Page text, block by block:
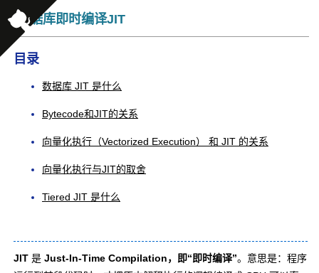
数据库即时编译JIT
目录
数据库 JIT 是什么
Bytecode和JIT的关系
向量化执行（Vectorized Execution） 和 JIT 的关系
向量化执行与JIT的取舍
Tiered JIT 是什么
JIT 是 Just-In-Time Compilation，即“即时编译”。意思是：程序